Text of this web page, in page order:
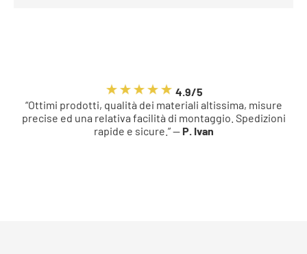
4.9/5
“Ottimi prodotti, qualità dei materiali altissima, misure
precise ed una relativa facilità di montaggio. Spedizioni
rapide e sicure.” — P. Ivan